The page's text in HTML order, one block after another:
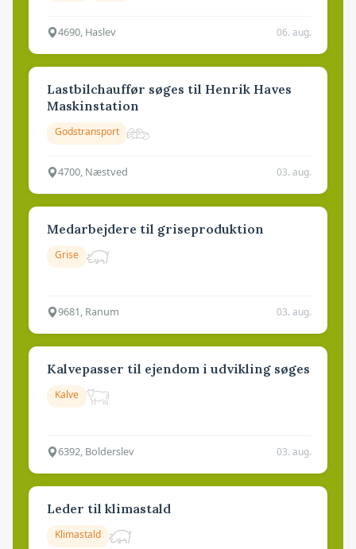
4690, Haslev 06. aug.
Lastbilchauffør søges til Henrik Haves
Maskinstation
Godstransport
4700, Næstved 03. aug.
Medarbejdere til griseproduktion
Grise
9681, Ranum 03. aug.
Kalvepasser til ejendom i udvikling søges
Kalve
6392, Bolderslev 03. aug.
Leder til klimastald
Klimastald